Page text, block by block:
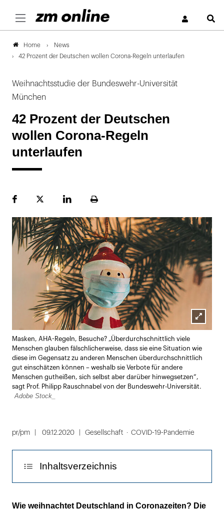
Home
News
42 Prozent der Deutschen wollen Corona-Regeln unterlaufen
Weihnachtsstudie der Bundeswehr-Universität
München
42 Prozent der Deutschen
wollen Corona-Regeln
unterlaufen
FacebookPlattformLinekdInSeite
Lightbox
Masken, AHA-Regeln, Besuche? „Überdurchschnittlich viele
Menschen glauben fälschlicherweise, dass sie eine Situation wie
diese im Gegensatz zu anderen Menschen überdurchschnittlich
gut einschätzen können – weshalb sie Verbote für andere
Menschen gutheißen, sich selbst aber darüber hinwegsetzen“,
sagt Prof. Philipp Rauschnabel von der Bundeswehr-Universität.
Adobe Stock_
pr/pm 09.12.2020 Gesellschaft COVID-19-Pandemie
Inhaltsverzeichnis
Man übertritt schneller die Regeln, wenn es
Wie weihnachtet Deutschland in Coronazeiten? Die